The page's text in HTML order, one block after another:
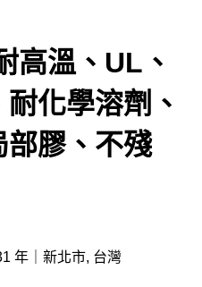
高溫、UL、
化學溶劑、
部膠、不殘
年
新北市, 台灣